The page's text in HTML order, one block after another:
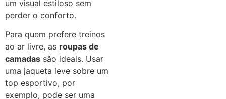
um visual estiloso sem
perder o conforto.
Para quem prefere treinos
ao ar livre, as roupas de
camadas são ideais. Usar
uma jaqueta leve sobre um
top esportivo, por
exemplo, pode ser uma